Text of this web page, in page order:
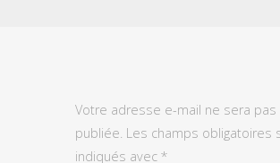
Votre adresse e-mail ne sera pas
publiée. Les champs obligatoires
indiqués avec *